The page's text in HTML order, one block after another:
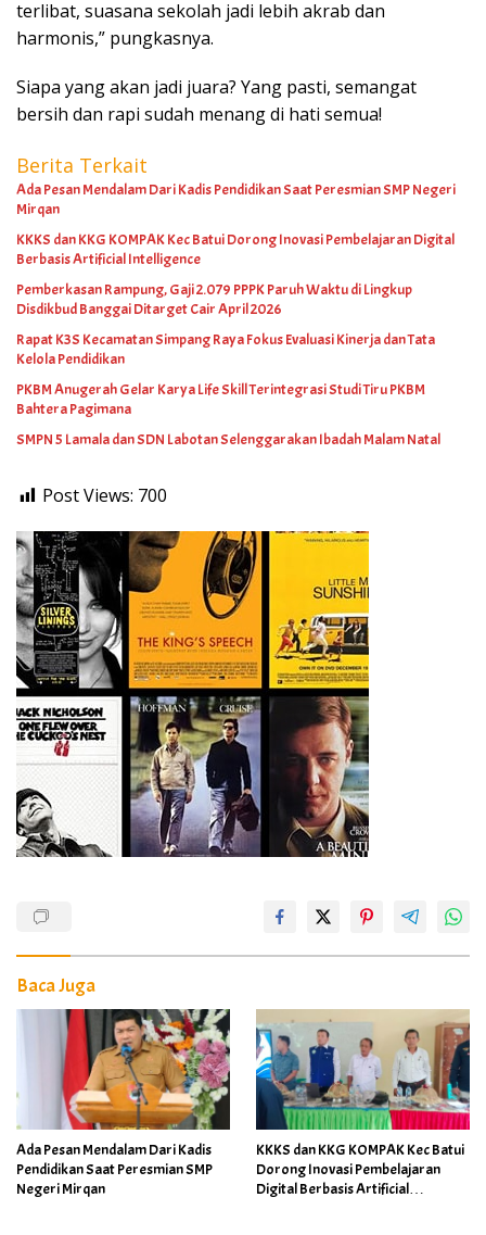
terlibat, suasana sekolah jadi lebih akrab dan
harmonis,” pungkasnya.
Siapa yang akan jadi juara? Yang pasti, semangat
bersih dan rapi sudah menang di hati semua!
Berita Terkait
Ada Pesan Mendalam Dari Kadis Pendidikan Saat Peresmian SMP Negeri
Mirqan
KKKS dan KKG KOMPAK Kec Batui Dorong Inovasi Pembelajaran Digital
Berbasis Artificial Intelligence
Pemberkasan Rampung, Gaji 2.079 PPPK Paruh Waktu di Lingkup
Disdikbud Banggai Ditarget Cair April 2026
Rapat K3S Kecamatan Simpang Raya Fokus Evaluasi Kinerja dan Tata
Kelola Pendidikan
PKBM Anugerah Gelar Karya Life Skill Terintegrasi Studi Tiru PKBM
Bahtera Pagimana
SMPN 5 Lamala dan SDN Labotan Selenggarakan Ibadah Malam Natal
Post Views: 700
Baca Juga
Ada Pesan Mendalam Dari Kadis
Pendidikan Saat Peresmian SMP
Negeri Mirqan
KKKS dan KKG KOMPAK Kec Batui
Dorong Inovasi Pembelajaran
Digital Berbasis Artificial